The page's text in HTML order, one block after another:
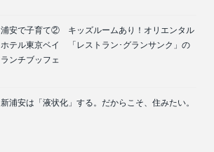
浦安で子育て② キッズルームあり！オリエンタル
ホテル東京ベイ 「レストラン･グランサンク」の
ランチブッフェ
新浦安は「液状化」する。だからこそ、住みたい。